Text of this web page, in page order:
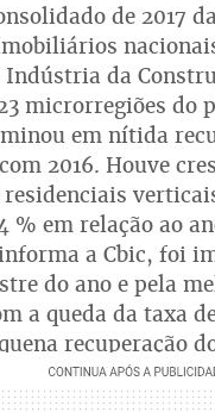
de 2017
da
microrregiões do
em nítida
2016. Houve
% em relação ao
a Cbic, foi
do ano e pela
a queda da taxa
recuperação